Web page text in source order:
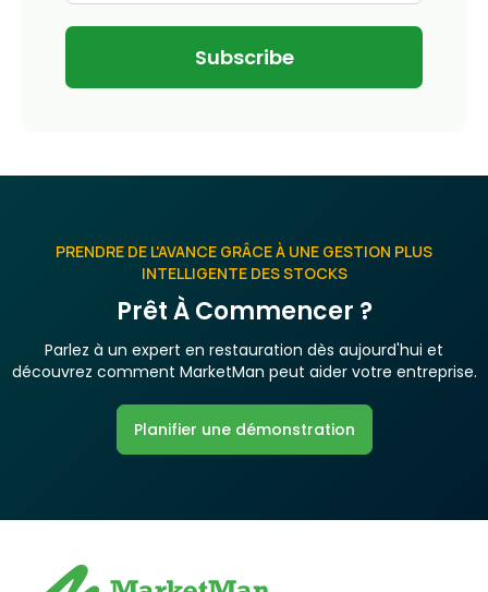
PRENDRE DE L'AVANCE GRÂCE À UNE GESTION PLUS
INTELLIGENTE DES STOCKS
Prêt À Commencer ?
Parlez à un expert en restauration dès aujourd'hui et
découvrez comment MarketMan peut aider votre entreprise.
Planifier une démonstration